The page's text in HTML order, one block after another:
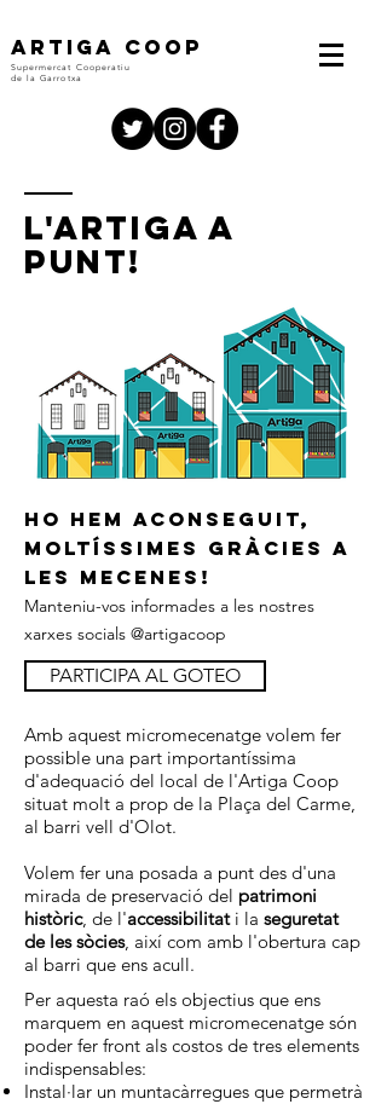
ARTIGA COOP
Supermercat Cooperatiu
de la Garrotxa
L'artiga a
punt!
HO HEM ACONSEGUIT,
MOLTÍSSIMES GRÀCIES A
LES MECENES!
Manteniu-vos informades a les nostres
xarxes socials @artigacoop
PARTICIPA AL GOTEO
Amb aquest micromecenatge volem fer
possible una part importantíssima
d'adequació del local de l'Artiga Coop
situat molt a prop de la Plaça del Carme,
al barri vell d'Olot.
Volem fer una posada a punt des d'una
mirada de preservació del patrimoni
històric, de l'accessibilitati la seguretat
de les sòcies, així com amb l'obertura cap
al barri que ens acull.
Per aquesta raó els objectius que ens
marquem en aquest micromecenatge són
poder fer front als costos de tres elements
indispensables:
Instal·lar un muntacàrregues que permetrà